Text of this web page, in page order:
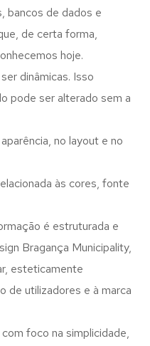
bancos de dados e
de certa forma,
hoje.
dinâmicas. Isso
pode ser alterado sem a
no layout e no
às cores, fonte
é estruturada e
Bragança Municipality,
esteticamente
de utilizadores e à marca
foco na simplicidade,